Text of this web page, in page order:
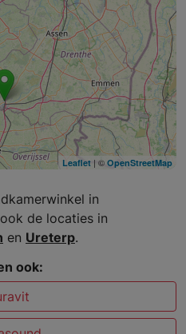
Leaflet | © OpenStreetMap
in
de locaties in
en Ureterp.
ook: